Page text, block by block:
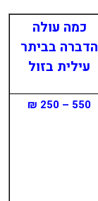
כמה עולה
הדברה בביתר
עילית בזול
550 – 250 ₪